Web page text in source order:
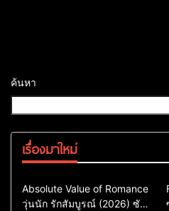
ค้นหา
เรื่องมาใหม่
Comedy
Drama
ซีรี่ย์เกาหลี
Absolute Value of Romance
วุ่นนัก รักสัมบูรณ์ (2026) ซับ